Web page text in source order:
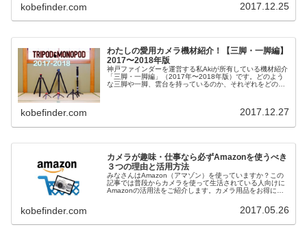
kobefinder.com 2017.12.25
わたしの愛用カメラ機材紹介！【三脚・一脚編】
2017〜2018年版
神戸ファインダーを運営する私Akiが所有している機材紹介
「三脚・一脚編」（2017年〜2018年版）です。どのよう
な三脚や一脚、雲台を持っているのか、それぞれをどのよ
kobefinder.com 2017.12.27
カメラが趣味・仕事なら必ずAmazonを使うべき
３つの理由と活用方法
みなさんはAmazon（アマゾン）を使っていますか？この
記事では普段からカメラを使って生活されている人向けに
Amazonの活用法をご紹介します。カメラ用品をお得に買
kobefinder.com 2017.05.26